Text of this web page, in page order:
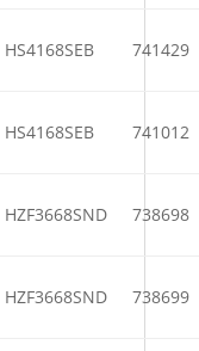
HS4168SEB 741429
HS4168SEB 741012
HZF3668SND 738698
HZF3668SND 738699